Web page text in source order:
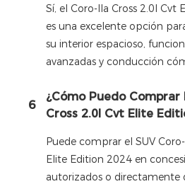
Sí, el Coro-lla Cross 2.0l Cvt
es una excelente opción
su interior espacioso,
avanzadas y conducción
6
¿Cómo Puedo Comprar
Cross 2.0l Cvt Elite
Puede comprar el SUV
Elite Edition 2024 en
autorizados o directamente